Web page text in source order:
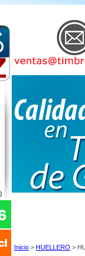
Inicio > HUELLERO >